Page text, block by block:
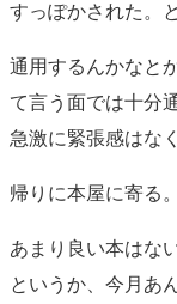
すっぽかされた。
通用するんかなと
て言う面では十分
急激に緊張感はな
帰りに本屋に寄る。
あまり良い本はない
というか、今月あ